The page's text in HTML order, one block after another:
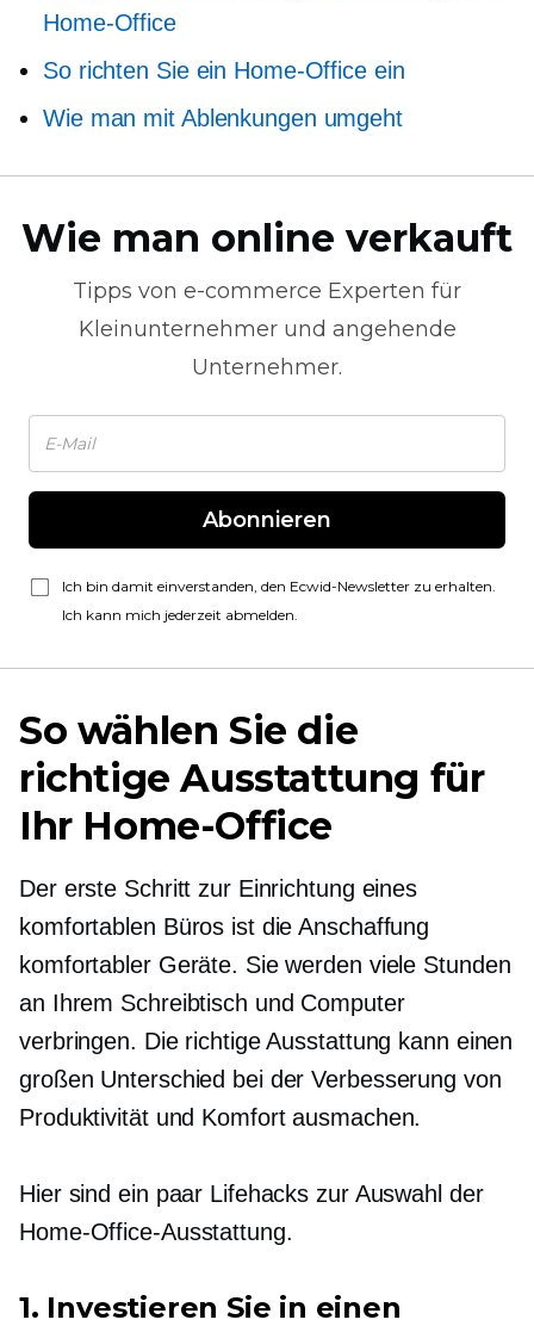
Home-Office
So richten Sie ein Home-Office ein
Wie man mit Ablenkungen umgeht
Wie man online verkauft
Tipps von e-commerce Experten für
Kleinunternehmer und angehende
Unternehmer.
Abonnieren
Ich bin damit einverstanden, den Ecwid-Newsletter zu erhalten.
Ich kann mich jederzeit abmelden.
So wählen Sie die
richtige Ausstattung für
Ihr Home-Office
Der erste Schritt zur Einrichtung eines
komfortablen Büros ist die Anschaffung
komfortabler Geräte. Sie werden viele Stunden
an Ihrem Schreibtisch und Computer
verbringen. Die richtige Ausstattung kann einen
großen Unterschied bei der Verbesserung von
Produktivität und Komfort ausmachen.
Hier sind ein paar Lifehacks zur Auswahl der
Home-Office-Ausstattung.
1. Investieren Sie in einen